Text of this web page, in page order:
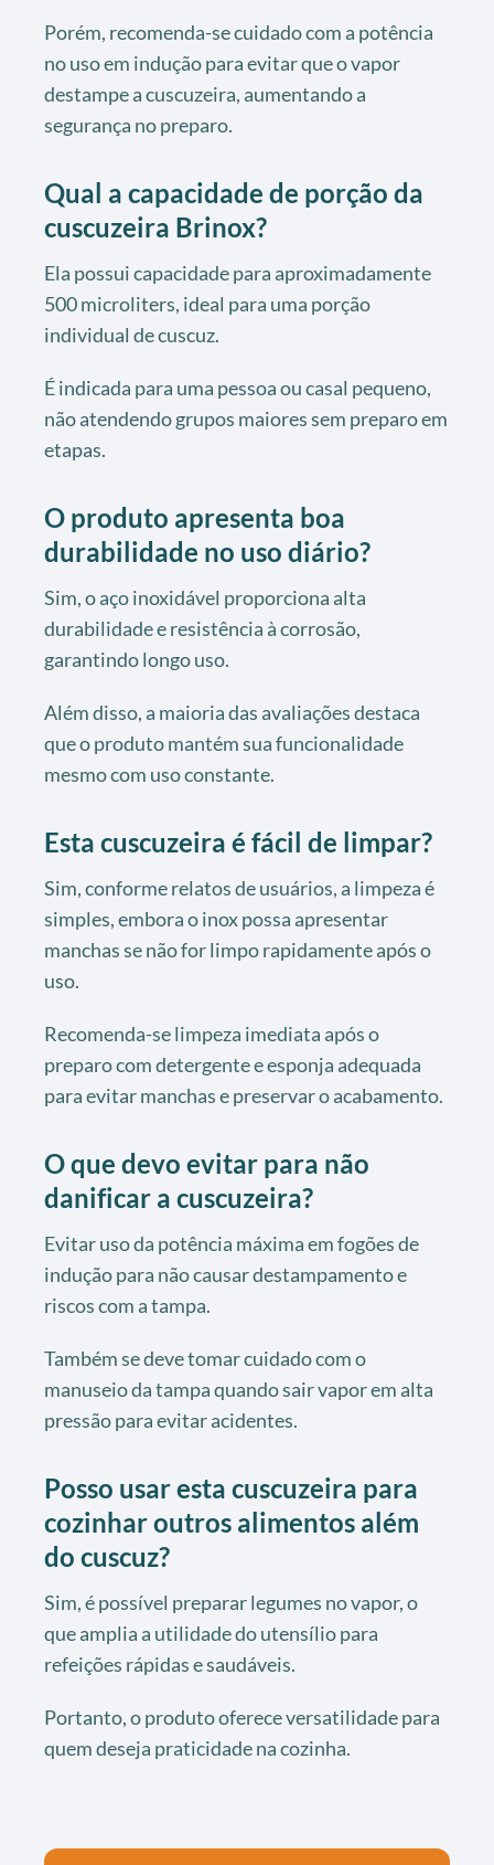
Porém, recomenda-se cuidado com a potência
no uso em indução para evitar que o vapor
destampe a cuscuzeira, aumentando a
segurança no preparo.
Qual a capacidade de porção da
cuscuzeira Brinox?
Ela possui capacidade para aproximadamente
500 microliters, ideal para uma porção
individual de cuscuz.
É indicada para uma pessoa ou casal pequeno,
não atendendo grupos maiores sem preparo em
etapas.
O produto apresenta boa
durabilidade no uso diário?
Sim, o aço inoxidável proporciona alta
durabilidade e resistência à corrosão,
garantindo longo uso.
Além disso, a maioria das avaliações destaca
que o produto mantém sua funcionalidade
mesmo com uso constante.
Esta cuscuzeira é fácil de limpar?
Sim, conforme relatos de usuários, a limpeza é
simples, embora o inox possa apresentar
manchas se não for limpo rapidamente após o
uso.
Recomenda-se limpeza imediata após o
preparo com detergente e esponja adequada
para evitar manchas e preservar o acabamento.
O que devo evitar para não
danificar a cuscuzeira?
Evitar uso da potência máxima em fogões de
indução para não causar destampamento e
riscos com a tampa.
Também se deve tomar cuidado com o
manuseio da tampa quando sair vapor em alta
pressão para evitar acidentes.
Posso usar esta cuscuzeira para
cozinhar outros alimentos além
do cuscuz?
Sim, é possível preparar legumes no vapor, o
que amplia a utilidade do utensílio para
refeições rápidas e saudáveis.
Portanto, o produto oferece versatilidade para
quem deseja praticidade na cozinha.